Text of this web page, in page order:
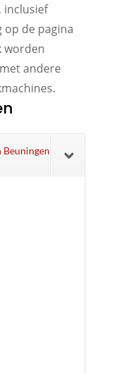
inclusief
de pagina
worden
andere
Beuningen